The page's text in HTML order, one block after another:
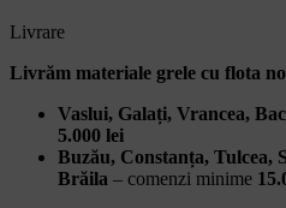
Livrare
Livrăm materiale grele cu flota
Vaslui, Galați, Vrancea,
5.000 lei
Buzău, Constanța, Tulcea,
Brăila – comenzi minime